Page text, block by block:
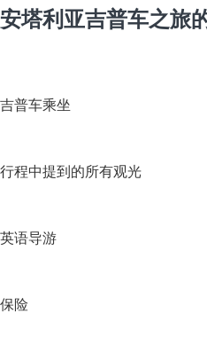
安塔利亚吉普车之旅
吉普车乘坐
行程中提到的所有观光
英语导游
保险